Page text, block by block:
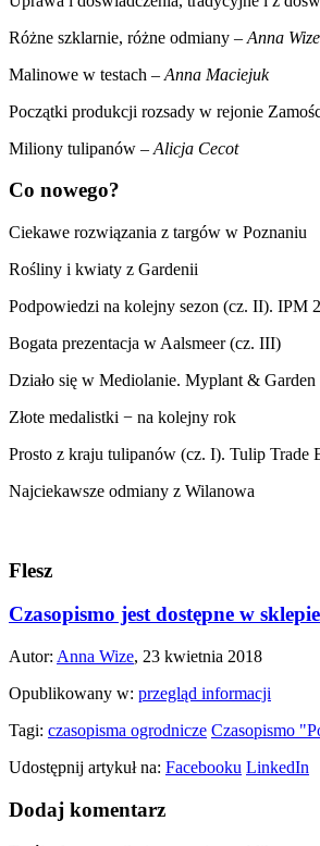
Różne szklarnie, różne odmiany – Anna Wize
Malinowe w testach – Anna Maciejuk
Początki produkcji rozsady w rejonie
Miliony tulipanów – Alicja Cecot
Co nowego?
Ciekawe rozwiązania z targów w Poznaniu
Rośliny i kwiaty z Gardenii
Podpowiedzi na kolejny sezon (cz. II). IPM
Bogata prezentacja w Aalsmeer (cz. III)
Działo się w Mediolanie. Myplant & Garden
Złote medalistki − na kolejny rok
Prosto z kraju tulipanów (cz. I). Tulip Trade
Najciekawsze odmiany z Wilanowa
Flesz
Czasopismo jest dostępne w
Autor: Anna Wize, 23 kwietnia 2018
Opublikowany w: przegląd informacji
Tagi: czasopisma ogrodnicze Czasopismo
Udostępnij artykuł na: Facebooku LinkedIn
Dodaj komentarz